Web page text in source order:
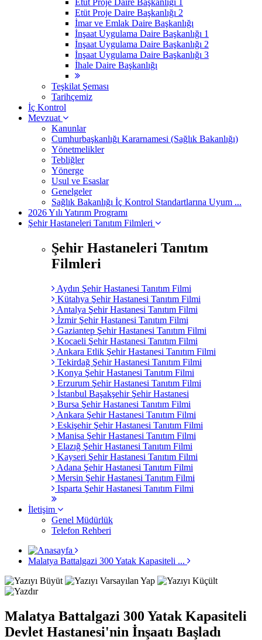
Etüt Proje Daire Başkanlığı 2
İmar ve Emlak Daire Başkanlığı
İnşaat Uygulama Daire Başkanlığı 1
İnşaat Uygulama Daire Başkanlığı 2
İnşaat Uygulama Daire Başkanlığı 3
İhale Daire Başkanlığı
Teşkilat Şeması
Tarihçemiz
İç Kontrol
Mevzuat
Kanunlar
Cumhurbaşkanlığı Kararnamesi (Sağlık Bakanlığı)
Yönetmelikler
Tebliğler
Yönerge
Usul ve Esaslar
Genelgeler
Sağlık Bakanlığı İç Kontrol Standartlarına Uyum ...
2026 Yılı Yatırım Programı
Şehir Hastaneleri Tanıtım Filmleri
Şehir Hastaneleri Tanıtım
Filmleri
Aydın Şehir Hastanesi Tanıtım Filmi
Kütahya Şehir Hastanesi Tanıtım Filmi
Antalya Şehir Hastanesi Tanıtım Filmi
İzmir Şehir Hastanesi Tanıtım Filmi
Gaziantep Şehir Hastanesi Tanıtım Filmi
Kocaeli Şehir Hastanesi Tanıtım Filmi
Ankara Etlik Şehir Hastanesi Tanıtım Filmi
Tekirdağ Şehir Hastanesi Tanıtım Filmi
Konya Şehir Hastanesi Tanıtım Filmi
Erzurum Şehir Hastanesi Tanıtım Filmi
İstanbul Başakşehir Şehir Hastanesi
Bursa Şehir Hastanesi Tanıtım Filmi
Ankara Şehir Hastanesi Tanıtım Filmi
Eskişehir Şehir Hastanesi Tanıtım Filmi
Manisa Şehir Hastanesi Tanıtım Filmi
Elazığ Şehir Hastanesi Tanıtım Filmi
Kayseri Şehir Hastanesi Tanıtım Filmi
Adana Şehir Hastanesi Tanıtım Filmi
Mersin Şehir Hastanesi Tanıtım Filmi
Isparta Şehir Hastanesi Tanıtım Filmi
İletişim
Genel Müdürlük
Telefon Rehberi
Malatya Battalgazi 300 Yatak Kapasiteli ...
Malatya Battalgazi 300 Yatak Kapasiteli
Devlet Hastanesi'nin İnşaatı Başladı